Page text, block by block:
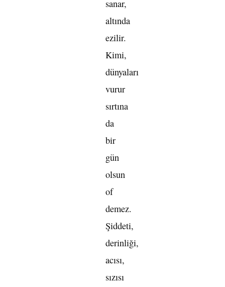
sanar,
altında
ezilir.
Kimi,
dünyaları
vurur
sırtına
da
bir
gün
olsun
of
demez.
Şiddeti,
derinliği,
acısı,
sızısı